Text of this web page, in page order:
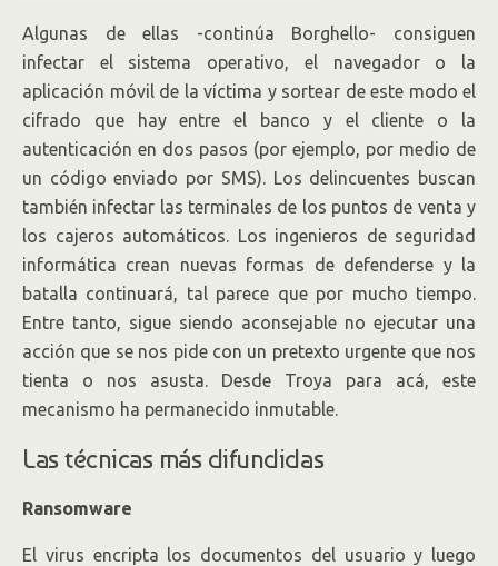
Algunas de ellas -continúa Borghello- consiguen
infectar el sistema operativo, el navegador o la
aplicación móvil de la víctima y sortear de este modo el
cifrado que hay entre el banco y el cliente o la
autenticación en dos pasos (por ejemplo, por medio de
un código enviado por SMS). Los delincuentes buscan
también infectar las terminales de los puntos de venta y
los cajeros automáticos. Los ingenieros de seguridad
informática crean nuevas formas de defenderse y la
batalla continuará, tal parece que por mucho tiempo.
Entre tanto, sigue siendo aconsejable no ejecutar una
acción que se nos pide con un pretexto urgente que nos
tienta o nos asusta. Desde Troya para acá, este
mecanismo ha permanecido inmutable.
Las técnicas más difundidas
Ransomware
El virus encripta los documentos del usuario y luego